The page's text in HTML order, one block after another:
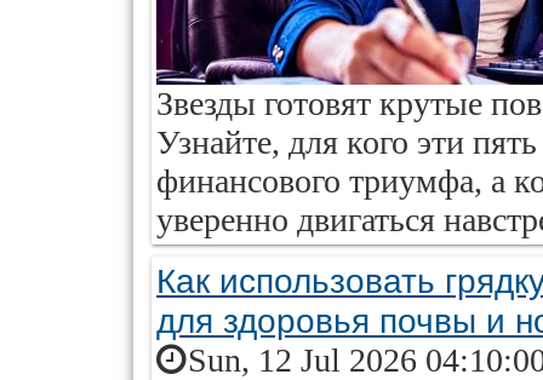
Звезды готовят крутые
Узнайте, для кого эти
финансового триумфа, а
уверенно двигаться
Как использовать
для здоровья почвы и
Sun, 12 Jul 2026